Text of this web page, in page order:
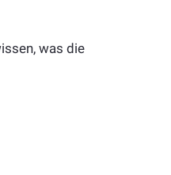
was die